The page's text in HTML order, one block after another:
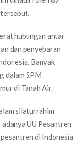
hubungan antar
dan penyebaran
Banyak
dalam SPM
di Tanah Air.
silaturrahim
UU Pesantren
di Indonesia